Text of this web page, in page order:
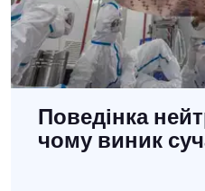
Поведінка
чому виник